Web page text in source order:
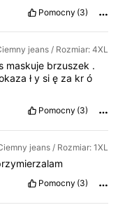
Pomocny (3)
jeans / Rozmiar: 4XL
maskuje brzuszek .
łysię za kró
Pomocny (3)
jeans / Rozmiar: 1XL
Pomocny (3)